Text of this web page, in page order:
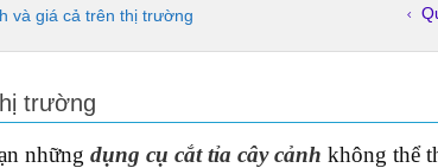
và giá cả trên thị trường
trường
những dụng cụ cắt tỉa cây cảnh không thể